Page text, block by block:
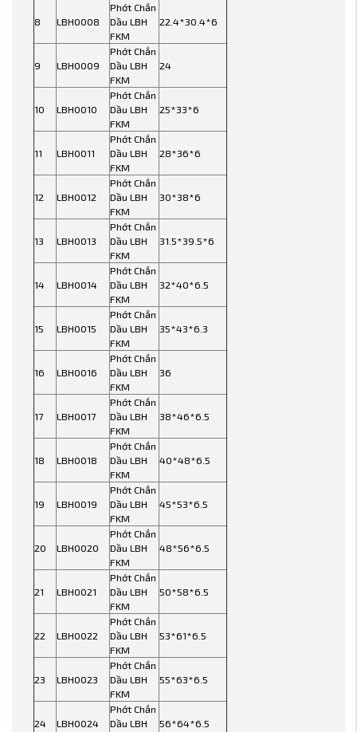
8 LBH0008
Phớt Chắn
Dầu LBH
FKM
22.4*30.4*6
9 LBH0009
Phớt Chắn
Dầu LBH
FKM
24
10 LBH0010
Phớt Chắn
Dầu LBH
FKM
25*33*6
11 LBH0011
Phớt Chắn
Dầu LBH
FKM
28*36*6
12 LBH0012
Phớt Chắn
Dầu LBH
FKM
30*38*6
13 LBH0013
Phớt Chắn
Dầu LBH
FKM
31.5*39.5*6
14 LBH0014
Phớt Chắn
Dầu LBH
FKM
32*40*6.5
15 LBH0015
Phớt Chắn
Dầu LBH
FKM
35*43*6.3
16 LBH0016
Phớt Chắn
Dầu LBH
FKM
36
17 LBH0017
Phớt Chắn
Dầu LBH
FKM
38*46*6.5
18 LBH0018
Phớt Chắn
Dầu LBH
FKM
40*48*6.5
19 LBH0019
Phớt Chắn
Dầu LBH
FKM
45*53*6.5
20 LBH0020
Phớt Chắn
Dầu LBH
FKM
48*56*6.5
21 LBH0021
Phớt Chắn
Dầu LBH
FKM
50*58*6.5
22 LBH0022
Phớt Chắn
Dầu LBH
FKM
53*61*6.5
23 LBH0023
Phớt Chắn
Dầu LBH
FKM
55*63*6.5
24 LBH0024
Phớt Chắn
Dầu LBH
56*64*6.5